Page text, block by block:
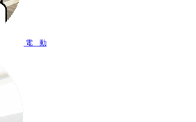
電 動